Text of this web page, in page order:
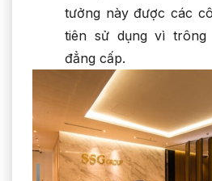
tưởng này được các
tiên sử dụng vì
đẳng cấp.